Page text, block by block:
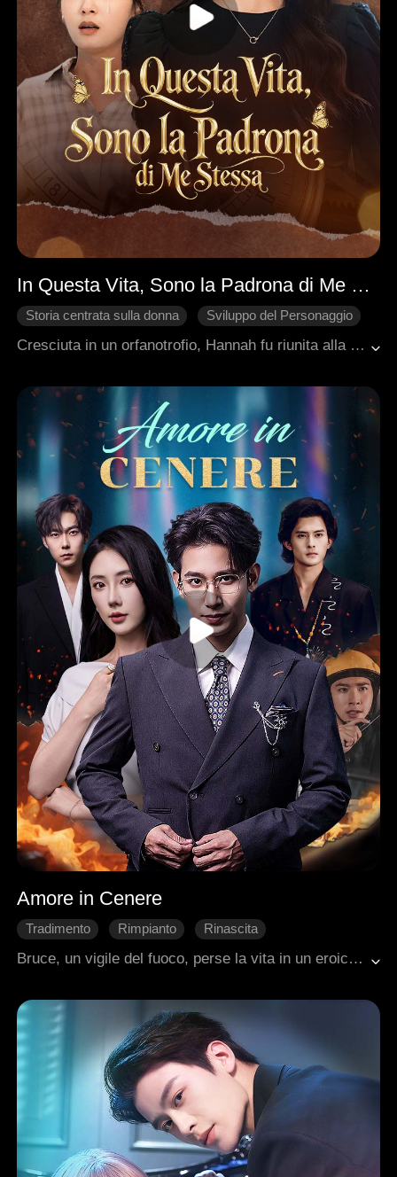
In Questa Vita, Sono la Padrona di Me Stessa
Storia centrata sulla donna
Sviluppo del Personaggio
Cresciuta in un orfanotrofio, Hannah fu riunita alla sua famiglia, solo per essere incastrata dalla falsa ereditiera Connie, cosa che portò alla sua ingiusta morte. Rinata, non bramava più l'affetto familiare. Usando invece la conoscenza della sua vita precedente, scoprì tesori nascosti ai mercatini delle pulci per fare il suo primo grande colpo, tuffandosi nel mondo degli affari per iniziare la sua avventura imprenditoriale.
Amore in Cenere
Tradimento Rimpianto
Rinascita
Bruce, un vigile del fuoco, perse la vita in un eroico tentativo di salvare l'uomo di cui sua moglie era segretamente innamorata. La sua anima, divenuta uno spettro, fu costretta ad assistere al suo ultimo, straziante tradimento: lo vide sposare il suo stesso assassino e abortire il figlio che portava in grembo, concepito con lui. Il suo spirito, ormai in frantumi, trovò infine una nuova vita, rinascendo in un mondo di privilegi. Quando il destino li fece incrociare di nuovo, le sue tardive suppliche di perdono caddero sugli occhi ormai chiusi per sempre di un uomo che aveva sepolto il proprio cuore, portando alla loro definitiva e devastante separazione.